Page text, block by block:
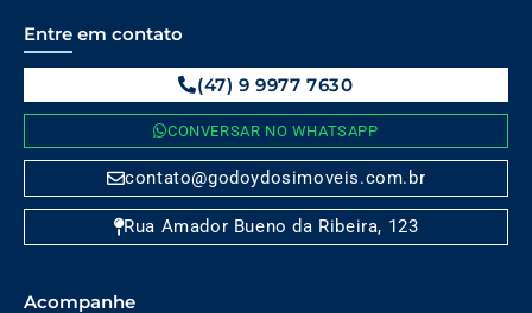
Entre em contato
(47) 9 9977 7630
CONVERSAR NO WHATSAPP
contato@godoydosimoveis.com.br
Rua Amador Bueno da Ribeira, 123
Acompanhe